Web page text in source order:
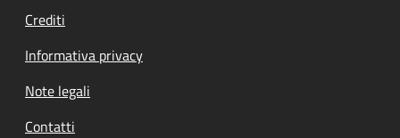
Crediti
Informativa privacy
Note legali
Contatti